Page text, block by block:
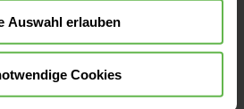
Auswahl erlauben
Cookies